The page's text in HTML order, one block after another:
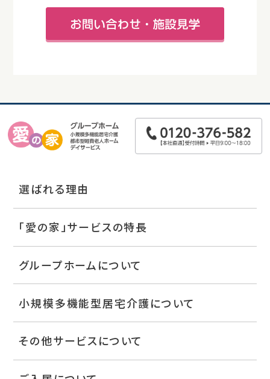
選ばれる理由
「愛の家」サービスの特長
グループホームについて
小規模多機能型居宅介護について
その他サービスについて